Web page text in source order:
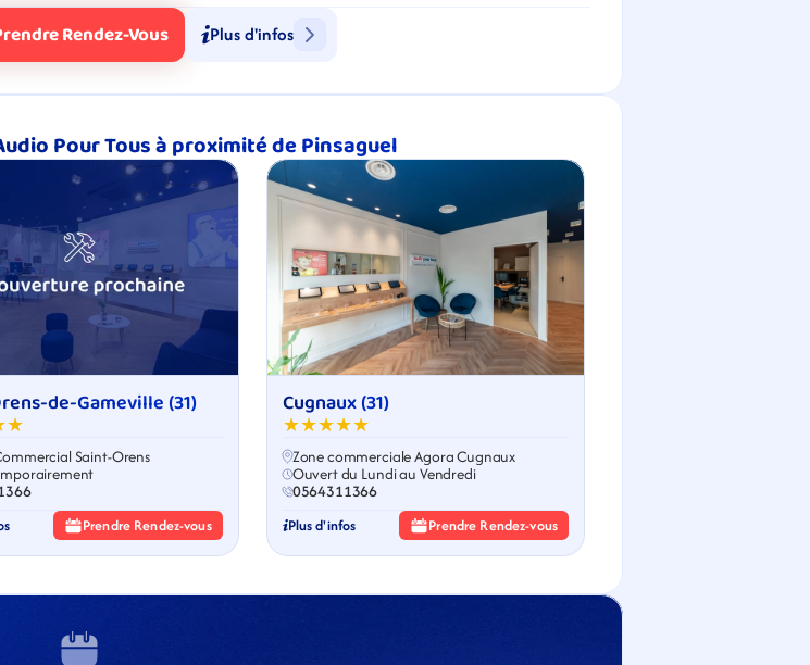
Rendez-Vous Plus d'infos
Pour Tous à proximité de Pinsaguel
de-Gameville (31)
Saint-Orens
Prendre Rendez-vous
Cugnaux (31)
★★★★★
Zone commerciale Agora Cugnaux
Ouvert du Lundi au Vendredi
0564311366
Plus d'infos Prendre Rendez-vous